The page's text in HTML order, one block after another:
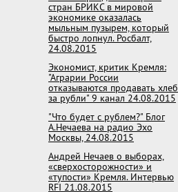
стран БРИКС в мировой
экономике оказалась
мыльным пузырем, который
быстро лопнул. Росбалт,
24.08.2015
Экономист, критик Кремля:
"Аграрии России
отказываются продавать хлеб
за рубли" 9 канал 24.08.2015
"Что будет с рублем?" Блог
А.Нечаева на радио Эхо
Москвы, 24.08.2015
Андрей Нечаев о выборах,
«сверхосторожности» и
«тупости» Кремля. Интервью
RFI 21.08.2015